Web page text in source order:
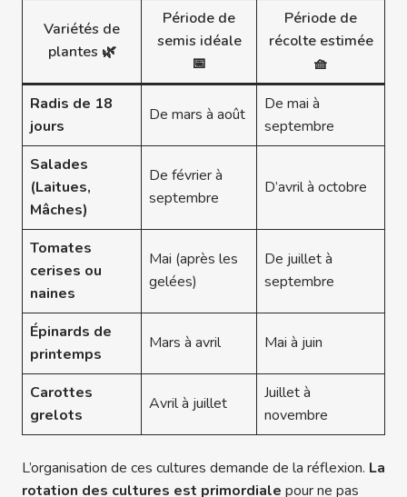
Variétés de
plantes 🌿
Période de
semis idéale
📅
Période de
récolte estimée
🧺
Radis de 18
jours
De mars à août
De mai à
septembre
Salades
(Laitues,
Mâches)
De février à
septembre
D’avril à octobre
Tomates
cerises ou
naines
Mai (après les
gelées)
De juillet à
septembre
Épinards de
printemps
Mars à avril Mai à juin
Carottes
grelots
Avril à juillet
Juillet à
novembre
L’organisation de ces cultures demande de la réflexion. La
rotation des cultures est primordiale pour ne pas